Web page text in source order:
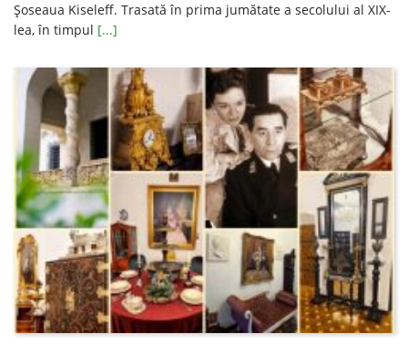
Șoseaua Kiseleff. Trasată în prima jumătate a secolului al XIX-
lea, în timpul [...]